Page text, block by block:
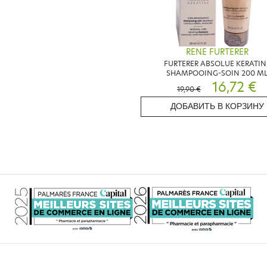
RENE FURTERER
FURTERER ABSOLUE
SHAMPOOING-SOIN 200
19,90 €
16,72 €
ДОБАВИТЬ В КОРЗИНУ